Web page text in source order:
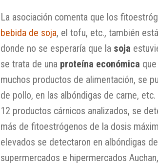
La asociación comenta que los
bebida de soja, el tofu, etc., también
donde no se esperaría que la soja
se trata de una proteína económica
muchos productos de alimentación, se
de pollo, en las albóndigas de carne,
12 productos cárnicos analizados, se
más de fitoestrógenos de la dosis
elevados se detectaron en albóndigas
supermercados e hipermercados